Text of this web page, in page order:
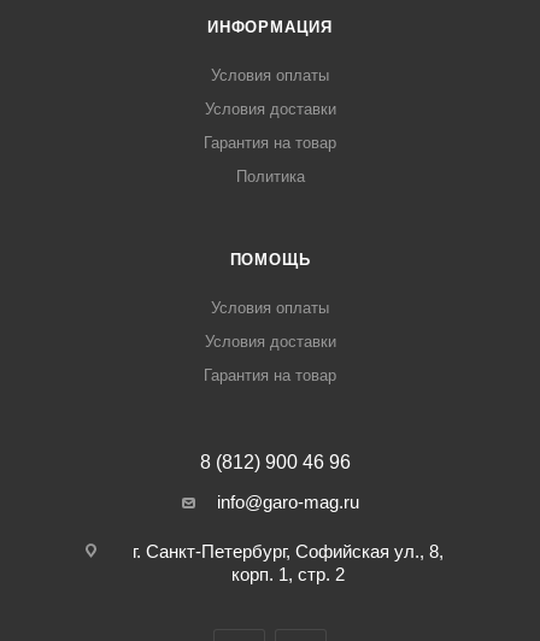
ИНФОРМАЦИЯ
Условия оплаты
Условия доставки
Гарантия на товар
Политика
ПОМОЩЬ
Условия оплаты
Условия доставки
Гарантия на товар
8 (812) 900 46 96
info@garo-mag.ru
г. Санкт-Петербург, Софийская ул., 8,
корп. 1, стр. 2